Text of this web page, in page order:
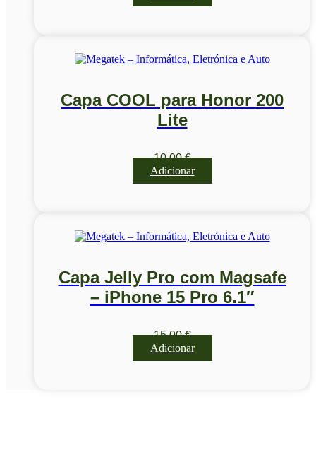
Capa COOL para Honor 200
Lite
10,00€
Adicionar
Capa Jelly Pro com Magsafe
– iPhone 15 Pro 6.1″
15,00€
Adicionar